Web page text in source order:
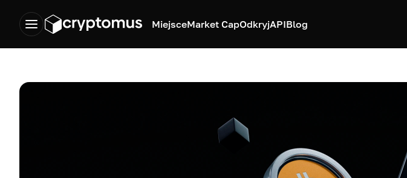
MiejsceMarket CapOdkryjAPIBlog